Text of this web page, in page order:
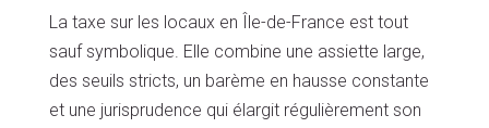
La taxe sur les locaux en Île-de-France est tout
sauf symbolique. Elle combine une assiette large,
des seuils stricts, un barème en hausse constante
et une jurisprudence qui élargit régulièrement son